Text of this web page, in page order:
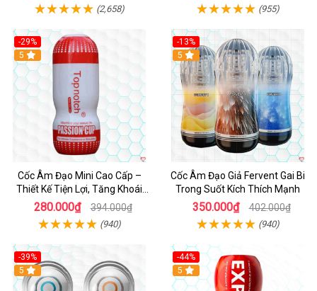
(2,658) (955)
-29%
5
Cốc Âm Đạo Mini Cao Cấp –
Thiết Kế Tiện Lợi, Tăng Khoái
Cảm
280.000₫ 394.000₫
(940)
-13%
Hot
5
Cốc Âm Đạo Giả Fervent Gai Bi
Trong Suốt Kích Thích Mạnh
350.000₫ 402.000₫
(940)
-39%
Hot
5
-44%
Hot
5